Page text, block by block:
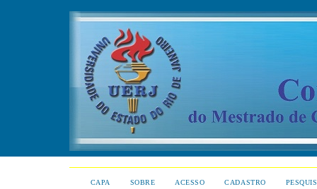
CAPA SOBRE ACESSO CADASTRO